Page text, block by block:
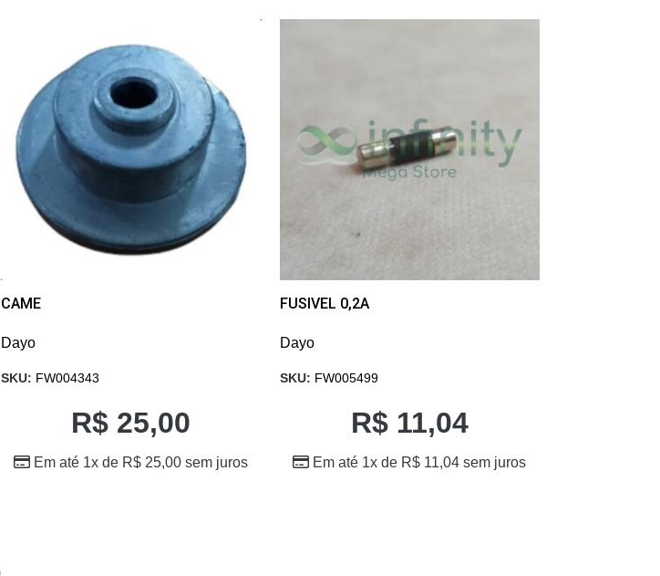
CAME
Dayo
SKU: FW004343
R$ 25,00
Em até 1x de R$ 25,00 sem juros
FUSIVEL 0,2A
Dayo
SKU: FW005499
R$11,04
Em até 1x de R$ 11,04 sem juros